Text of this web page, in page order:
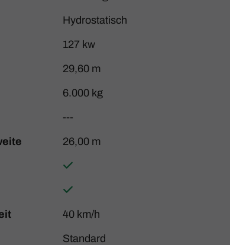
Hydrostatisch
127 kw
29,60 m
6.000 kg
---
26,00 m
40 km/h
Standard